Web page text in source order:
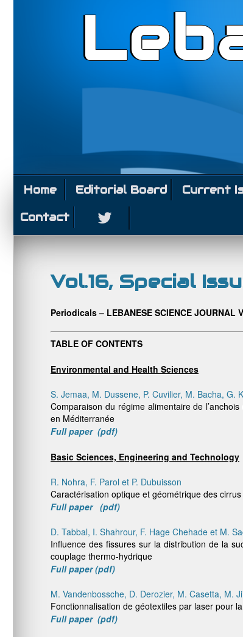
Home Editorial Board Current
Contact
Vol.16, Special
Periodicals – LEBANESE SCIENCE JOURNAL
TABLE OF CONTENTS
Environmental and Health Sciences
S. Jemaa, M. Dussene, P. Cuvilier, M. Bacha, G.
Comparaison du régime alimentaire de l’anchois
en Méditerranée
Full paper (pdf)
Basic Sciences, Engineering and Technology
R. Nohra, F. Parol et P. Dubuisson
Caractérisation optique et géométrique des
Full paper (pdf)
D. Tabbal, I. Shahrour, F. Hage Chehade et M.
Influence des fissures sur la distribution de la
couplage thermo-hydrique
Full paper (pdf)
M. Vandenbossche, D. Derozier, M. Casetta, M.
Fonctionnalisation de géotextiles par laser pour
Full paper (pdf)